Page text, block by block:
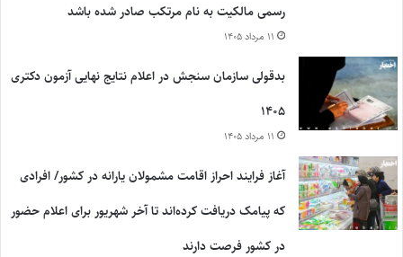
رسمی مالکیت به نام مرتکب صادر شده باشد
۱۱ مرداد ۱۴۰۵
بدقولی سازمان سنجش در اعلام نتایج نهایی آزمون دکتری
۱۴۰۵
۱۱ مرداد ۱۴۰۵
آغاز فرایند احراز اقامت مشمولان یارانه در کشور/ افرادی
که پیامک دریافت کرده‌اند تا آخر شهریور برای اعلام حضور
در کشور فرصت دارند